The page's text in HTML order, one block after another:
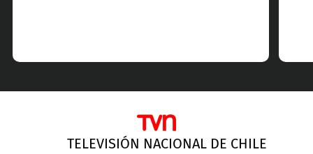
TELEVISIÓN NACIONAL DE CHILE